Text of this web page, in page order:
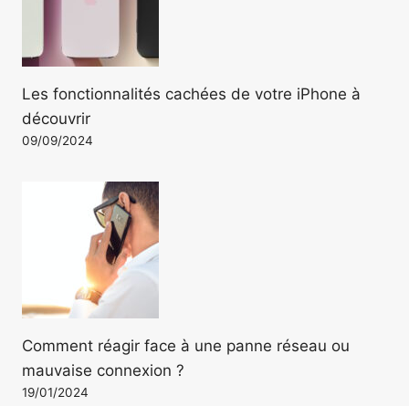
Les fonctionnalités cachées de votre iPhone à
découvrir
09/09/2024
Comment réagir face à une panne réseau ou
mauvaise connexion ?
19/01/2024